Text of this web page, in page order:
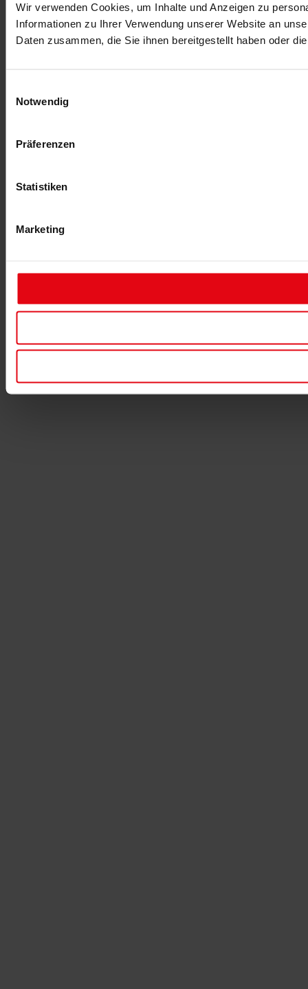
Wir verwenden Cookies, um Inhalte und Anzeigen zu
Informationen zu Ihrer Verwendung unserer Website an
Daten zusammen, die Sie ihnen bereitgestellt haben oder
Notwendig
Präferenzen
Statistiken
Marketing